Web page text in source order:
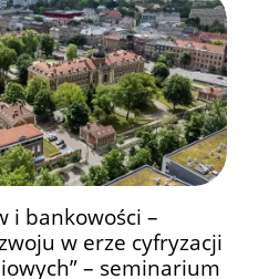
i bankowości –
w erze cyfryzacji
– seminarium